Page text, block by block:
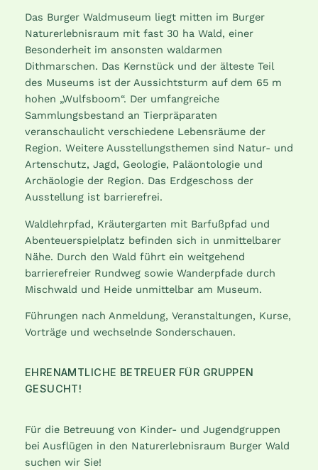
Das Burger Waldmuseum liegt mitten im Burger
Naturerlebnisraum mit fast 30 ha Wald, einer
Besonderheit im ansonsten waldarmen
Dithmarschen. Das Kernstück und der älteste Teil
des Museums ist der Aussichtsturm auf dem 65 m
hohen „Wulfsboom“. Der umfangreiche
Sammlungsbestand an Tierpräparaten
veranschaulicht verschiedene Lebensräume der
Region. Weitere Ausstellungsthemen sind Natur- und
Artenschutz, Jagd, Geologie, Paläontologie und
Archäologie der Region. Das Erdgeschoss der
Ausstellung ist barrierefrei.
Waldlehrpfad, Kräutergarten mit Barfußpfad und
Abenteuerspielplatz befinden sich in unmittelbarer
Nähe. Durch den Wald führt ein weitgehend
barrierefreier Rundweg sowie Wanderpfade durch
Mischwald und Heide unmittelbar am Museum.
Führungen nach Anmeldung, Veranstaltungen, Kurse,
Vorträge und wechselnde Sonderschauen.
EHRENAMTLICHE BETREUER FÜR GRUPPEN
GESUCHT!
Für die Betreuung von Kinder- und Jugendgruppen
bei Ausflügen in den Naturerlebnisraum Burger Wald
suchen wir Sie!